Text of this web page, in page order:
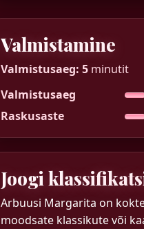
Valmistamine
Valmistusaeg: 5 minutit
Valmistusaeg
Raskusaste
Joogi
Arbuusi Margarita on
moodsate klassikute või